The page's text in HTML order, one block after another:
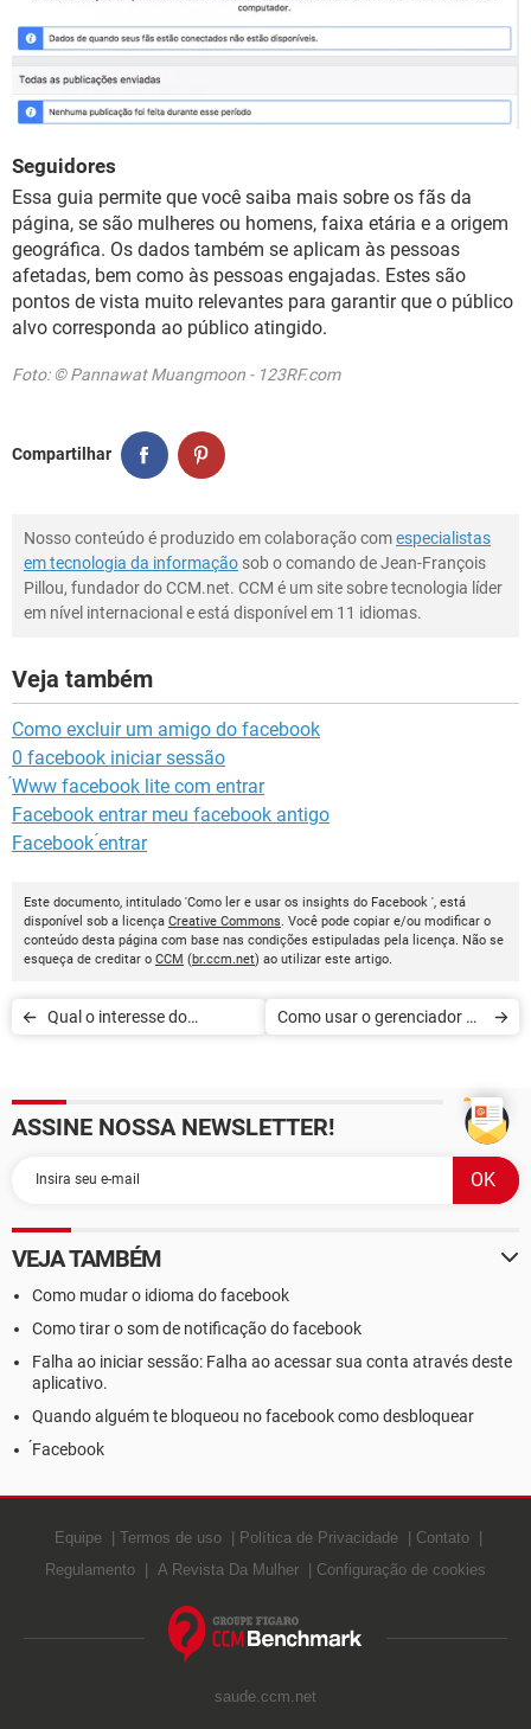
Seguidores
Essa guia permite que você saiba mais sobre os fãs da
página, se são mulheres ou homens, faixa etária e a origem
geográfica. Os dados também se aplicam às pessoas
afetadas, bem como às pessoas engajadas. Estes são
pontos de vista muito relevantes para garantir que o público
alvo corresponda ao público atingido.
Foto: © Pannawat Muangmoon - 123RF.com
Compartilhar
Nosso conteúdo é produzido em colaboração comespecialistas
em tecnologia da informação sob o comando de Jean-François
Pillou, fundador do CCM.net. CCM é um site sobre tecnologia líder
em nível internacional e está disponível em 11 idiomas.
Veja também
Como excluir um amigo do facebook
0 facebook iniciar sessão
́Www facebook lite com entrar
Facebook entrar meu facebook antigo
Facebook ́entrar
Este documento, intitulado 'Como ler e usar os insights do Facebook ', está
disponível sob a licença Creative Commons. Você pode copiar e/ou modificar o
conteúdo desta página com base nas condições estipuladas pela licença. Não se
esqueça de creditar o CCM (br.ccm.net) ao utilizar este artigo.
Qual o interesse do
Como usar o gerenciador de
ASSINE NOSSA NEWSLETTER!
VEJA TAMBÉM
Como mudar o idioma do facebook
Como tirar o som de notificação do facebook
Falha ao iniciar sessão: Falha ao acessar sua conta através deste
aplicativo.
Quando alguém te bloqueou no facebook como desbloquear
́Facebook
Equipe Termos de uso Política de Privacidade
Contato
Regulamento
A Revista Da Mulher Configuração de cookies
saude.ccm.net